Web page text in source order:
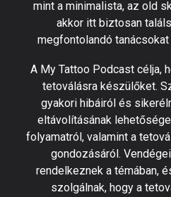
mint a minimalista, az old
akkor itt biztosan
megfontolandó
A My Tattoo Podcast célja,
tetoválásra készülőket.
gyakori hibáiról és
eltávolításának
folyamatról, valamint a
gondozásáról.
rendelkeznek a témában,
szolgálnak, hogy a